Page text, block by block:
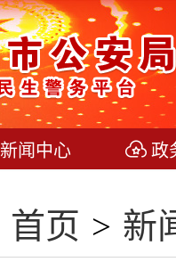
新闻中心 政
首页 > 新